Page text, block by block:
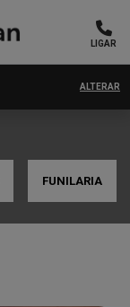
LIGAR
ALTERAR
FUNILARIA